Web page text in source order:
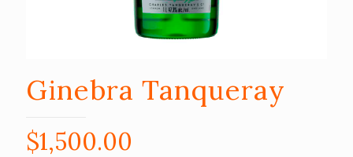
Ginebra Tanqueray
$1,500.00